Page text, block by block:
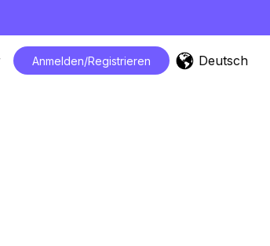
Anmelden/Registrieren Deutsch